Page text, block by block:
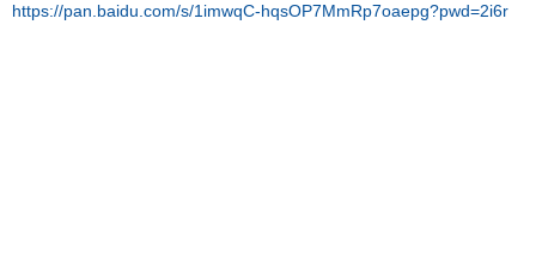
https://pan.baidu.com/s/1imwqC-hqsOP7MmRp7oaepg?pwd=2i6r